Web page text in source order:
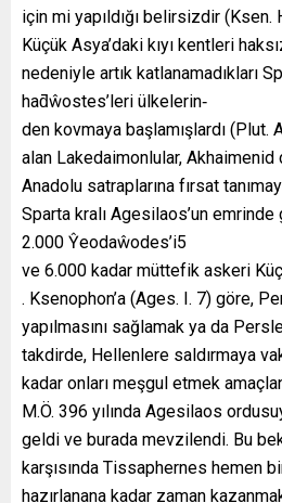
için mi yapıldığı belirsizdir (Ksen.
Küçük Asya’daki kıyı kentleri
nedeniyle artık katlanamadıkları
haƌŵostes’leri ülkelerin‐
den kovmaya başlamışlardı (Plut.
alan Lakedaimonlular, Akhaimenid
Anadolu satraplarına fırsat
Sparta kralı Agesilaos’un
2.000 Ŷeodaŵodes’i5
ve 6.000 kadar müttefik askeri
. Ksenophon’a (Ages. I. 7) göre,
yapılmasını sağlamak ya da
takdirde, Hellenlere saldırmaya
kadar onları meşgul etmek
M.Ö. 396 yılında Agesilaos
geldi ve burada mevzilendi. Bu
karşısında Tissaphernes hemen
hazırlanana kadar zaman